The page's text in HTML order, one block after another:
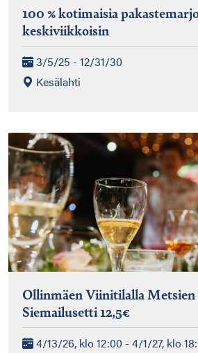
100 % kotimaisia
keskiviikkoisin
3/5/25 - 12/31/30
Kesälahti
Ollinmäen Viinitilalla
Siemailusetti 12,5€
4/13/26, klo 12:00 - 4/1/27, klo